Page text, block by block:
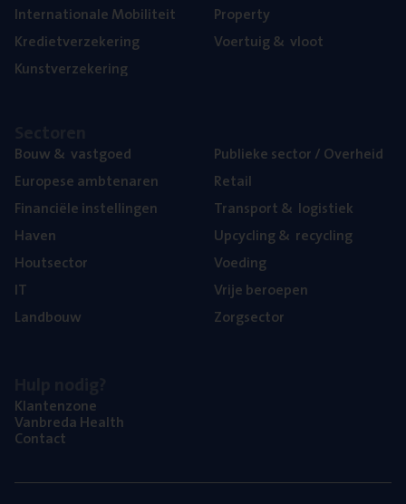
Inter­na­ti­o­na­le Mobiliteit
Kre­diet­ver­ze­ke­ring
Kunst­ver­ze­ke­ring
Pro­per­ty
Voer­tuig& vloot
Bouw& vastgoed
Euro­pe­se ambtenaren
Finan­ci­ë­le instellingen
Haven
Hout­sec­tor
IT
Land­bouw
Publie­ke sec­tor / Overheid
Retail
Trans­port& logistiek
Upcy­cling& recycling
Voe­ding
Vrije beroe­pen
Zorg­sec­tor
Klan­ten­zo­ne
Van­b­re­da Health
Con­tact